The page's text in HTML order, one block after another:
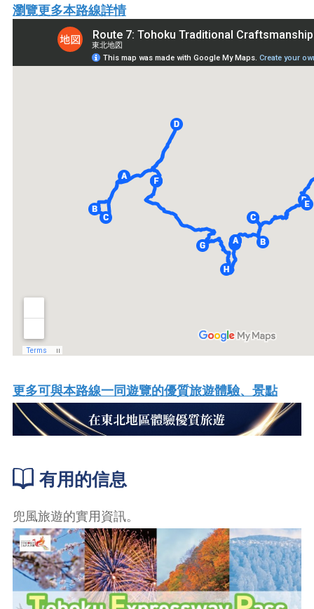
瀏覽更多本路線詳情
更多可與本路線一同遊覽的優質旅遊體驗、景點
有用的信息
兜風旅遊的實用資訊。